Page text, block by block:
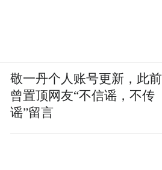
敬一丹个人账号更新，此前
曾置顶网友“不信谣，不传
谣”留言